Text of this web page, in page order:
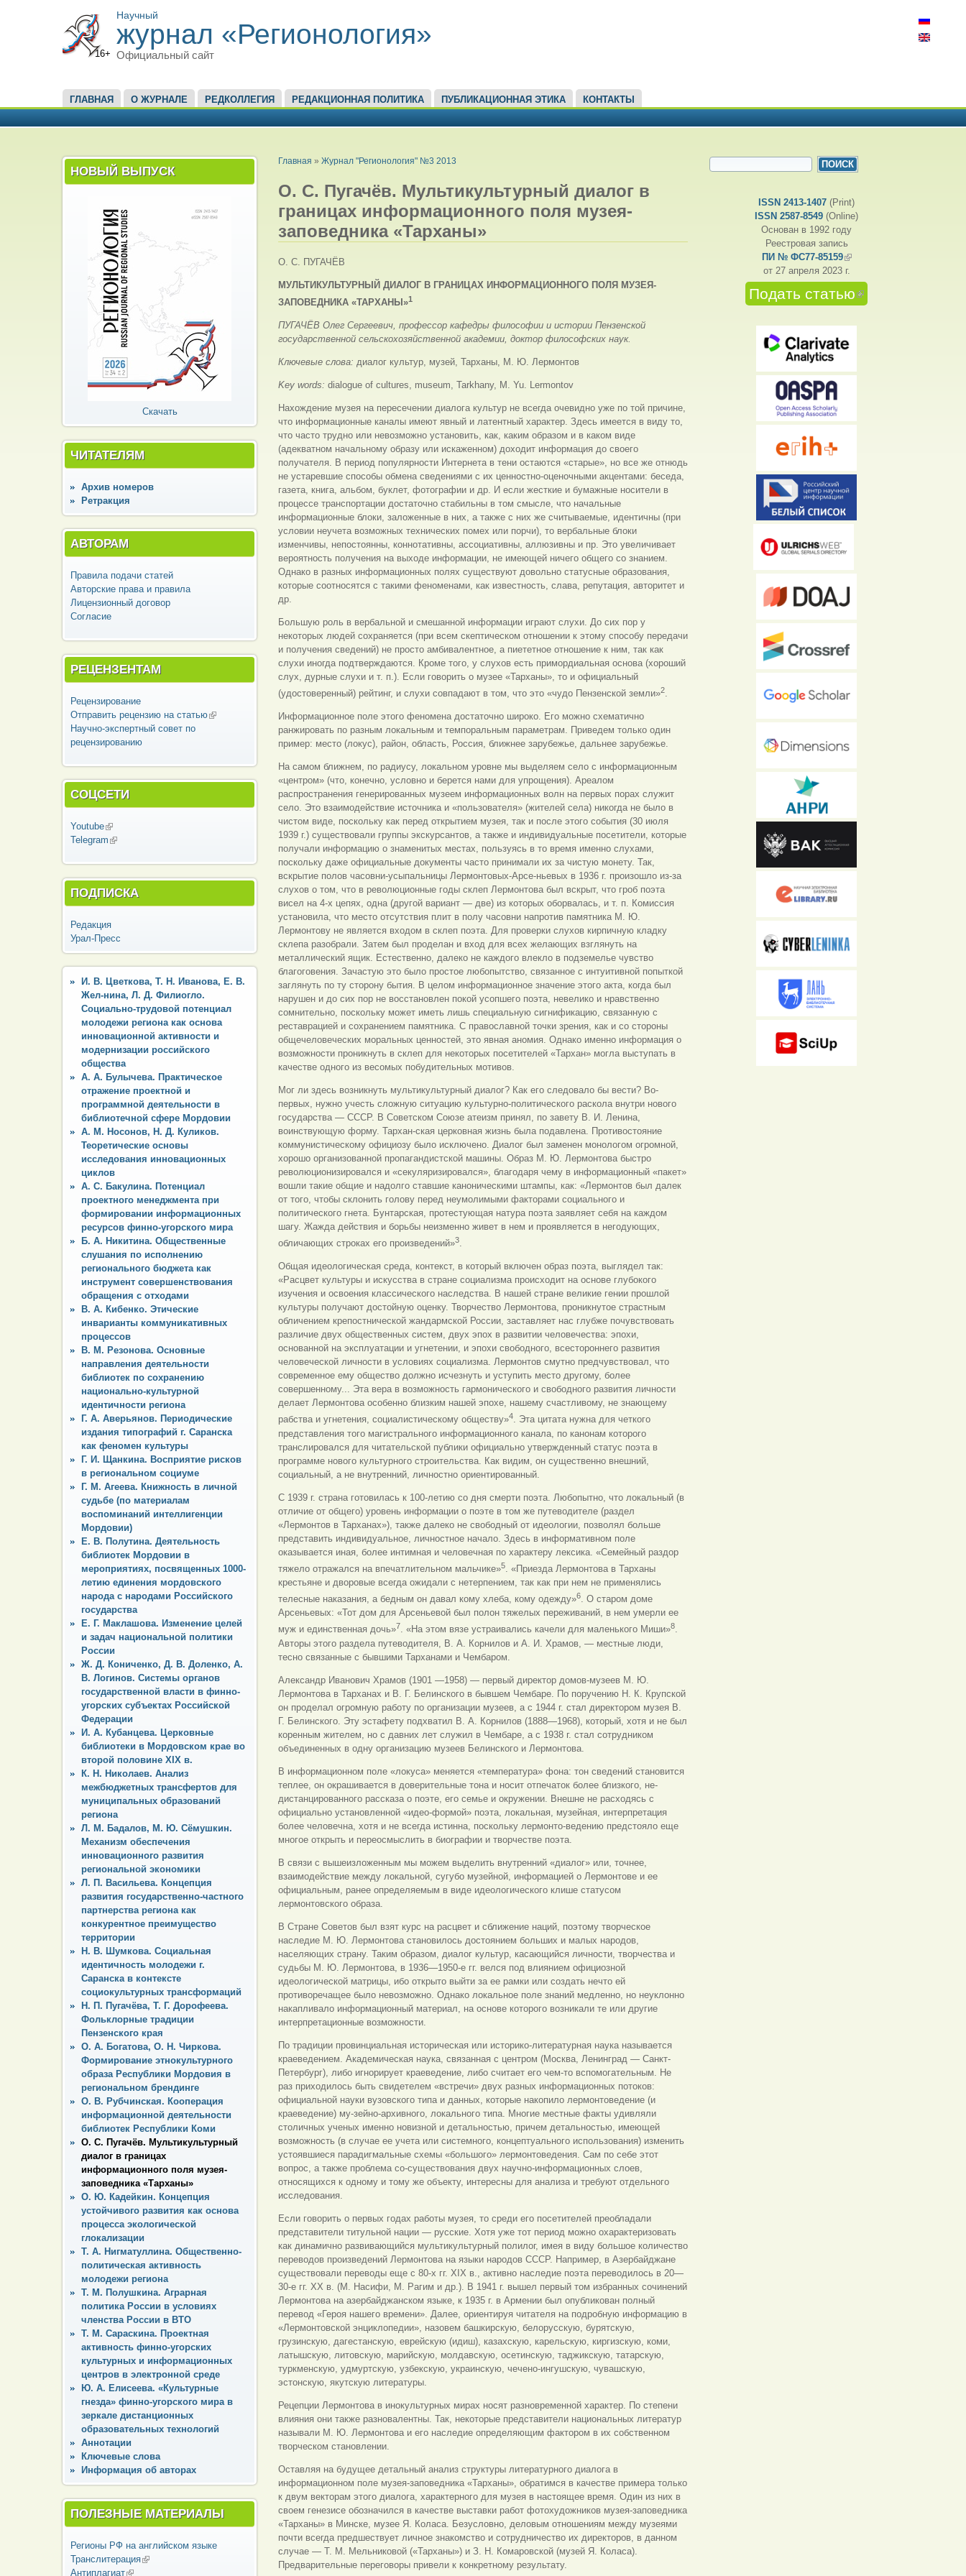
16+
Научный
журнал «Регионология»
Официальный сайт
ГЛАВНОЕ МЕНЮ
ГЛАВНАЯ О ЖУРНАЛЕ РЕДКОЛЛЕГИЯ РЕДАКЦИОННАЯ ПОЛИТИКА ПУБЛИКАЦИОННАЯ ЭТИКА КОНТАКТЫ
НОВЫЙ ВЫПУСК
Скачать
ЧИТАТЕЛЯМ
Архив номеров
Ретракция
АВТОРАМ
Правила подачи статей
Авторские права и правила
Лицензионный договор
Согласие
РЕЦЕНЗЕНТАМ
Рецензирование
Отправить рецензию на статью(внешняя
Научно-экспертный совет по
рецензированию
СОЦСЕТИ
Youtube(внешняя ссылка)
Telegram (внешняя ссылка)
ПОДПИСКА
Редакция
Урал-Пресс
И. В. Цветкова, Т. Н. Иванова, Е. В.
Жел-нина, Л. Д. Филиогло.
Социально-трудовой потенциал
молодежи региона как основа
инновационной активности и
модернизации российского
общества
А. А. Булычева. Практическое
отражение проектной и
программной деятельности в
библиотечной сфере Мордовии
А. М. Носонов, Н. Д. Куликов.
Теоретические основы
исследования инновационных
циклов
А. С. Бакулина. Потенциал
проектного менеджмента при
формировании информационных
ресурсов финно-угорского мира
Б. А. Никитина. Общественные
слушания по исполнению
регионального бюджета как
инструмент совершенствования
обращения с отходами
В. А. Кибенко. Этические
инварианты коммуникативных
процессов
В. М. Резонова. Основные
направления деятельности
библиотек по сохранению
национально-культурной
идентичности региона
Г. А. Аверьянов. Периодические
издания типографий г. Саранска
как феномен культуры
Г. И. Щанкина. Восприятие рисков
в региональном социуме
Г. М. Агеева. Книжность в личной
судьбе (по материалам
воспоминаний интеллигенции
Мордовии)
Е. В. Полутина. Деятельность
библиотек Мордовии в
мероприятиях, посвященных 1000-
летию единения мордовского
народа с народами Российского
государства
Е. Г. Маклашова. Изменение целей
и задач национальной политики
России
Ж. Д. Кониченко, Д. В. Доленко, А.
В. Логинов. Системы органов
государственной власти в финно-
угорских субъектах Российской
Федерации
И. А. Кубанцева. Церковные
библиотеки в Мордовском крае во
второй половине XIX в.
К. Н. Николаев. Анализ
межбюджетных трансфертов для
муниципальных образований
региона
Л. М. Бадалов, М. Ю. Сёмушкин.
Механизм обеспечения
инновационного развития
региональной экономики
Л. П. Васильева. Концепция
развития государственно-частного
партнерства региона как
конкурентное преимущество
территории
Н. В. Шумкова. Социальная
идентичность молодежи г.
Саранска в контексте
социокультурных трансформаций
Н. П. Пугачёва, Т. Г. Дорофеева.
Фольклорные традиции
Пензенского края
О. А. Богатова, О. Н. Чиркова.
Формирование этнокультурного
образа Республики Мордовия в
региональном брендинге
О. В. Рубчинская. Кооперация
информационной деятельности
библиотек Республики Коми
О. С. Пугачёв. Мультикультурный
диалог в границах
информационного поля музея-
заповедника «Тарханы»
О. Ю. Кадейкин. Концепция
устойчивого развития как основа
процесса экологической
глокализации
Т. А. Нигматуллина. Общественно-
политическая активность
молодежи региона
Т. М. Полушкина. Аграрная
политика России в условиях
членства России в ВТО
Т. М. Сараскина. Проектная
активность финно-угорских
культурных и информационных
центров в электронной среде
Ю. А. Елисеева. «Культурные
гнезда» финно-угорского мира в
зеркале дистанционных
образовательных технологий
Аннотации
Ключевые слова
Информация об авторах
ПОЛЕЗНЫЕ МАТЕРИАЛЫ
Регионы РФ на английском языке
Транслитерация(внешняя ссылка)
Антиплагиат(внешняя ссылка)
ВЫ ЗДЕСЬ
Главная » Журнал "Регионология" №3 2013
О. С. Пугачёв. Мультикультурный диалог в
границах информационного поля музея-
заповедника «Тарханы»
О. С. ПУГАЧЁВ
МУЛЬТИКУЛЬТУРНЫЙ ДИАЛОГ В ГРАНИЦАХ ИНФОРМАЦИОННОГО ПОЛЯ МУЗЕЯ-
ЗАПОВЕДНИКА «ТАРХАНЫ»1
ПУГАЧЁВ Олег Сергеевич, профессор кафедры философии и истории Пензенской
государственной сельскохозяйственной академии, доктор философских наук.
Ключевые слова: диалог культур, музей, Тарханы, М. Ю. Лермонтов
Key words: dialogue of cultures, museum, Tarkhany, M. Yu. Lermontov
Нахождение музея на пересечении диалога культур не всегда очевидно уже по той причине,
что информационные каналы имеют явный и латентный характер. Здесь имеется в виду то,
что часто трудно или невозможно установить, как, каким образом и в каком виде
(адекватном начальному образу или искаженном) доходит информация до своего
получателя. В период популярности Интернета в тени остаются «старые», но все же отнюдь
не устаревшие способы обмена сведениями с их ценностно-оценочными акцентами: беседа,
газета, книга, альбом, буклет, фотографии и др. И если жесткие и бумажные носители в
процессе транспортации достаточно стабильны в том смысле, что начальные
информационные блоки, заложенные в них, а также с них же считываемые, идентичны (при
условии неучета возможных технических помех или порчи), то вербальные блоки
изменчивы, непостоянны, коннотативны, ассоциативны, аллюзивны и пр. Это увеличивает
вероятность получения на выходе информации, не имеющей ничего общего со знанием.
Однако в разных информационных полях существуют довольно статусные образования,
которые соотносятся с такими феноменами, как известность, слава, репутация, авторитет и
др.
Большую роль в вербальной и смешанной информации играют слухи. До сих пор у
некоторых людей сохраняется (при всем скептическом отношении к этому способу передачи
и получения сведений) не просто амбивалентное, а пиететное отношение к ним, так как
слухи иногда подтверждаются. Кроме того, у слухов есть примордиальная основа (хороший
слух, дурные слухи и т. п.). Если говорить о музее «Тарханы», то и официальный
(удостоверенный) рейтинг, и слухи совпадают в том, что это «чудо Пензенской земли»2.
Информационное поле этого феномена достаточно широко. Его можно схематично
ранжировать по разным локальным и темпоральным параметрам. Приведем только один
пример: место (локус), район, область, Россия, ближнее зарубежье, дальнее зарубежье.
На самом ближнем, по радиусу, локальном уровне мы выделяем село с информационным
«центром» (что, конечно, условно и берется нами для упрощения). Ареалом
распространения генерированных музеем информационных волн на первых порах служит
село. Это взаимодействие источника и «пользователя» (жителей села) никогда не было в
чистом виде, поскольку как перед открытием музея, так и после этого события (30 июля
1939 г.) существовали группы экскурсантов, а также и индивидуальные посетители, которые
получали информацию о знаменитых местах, пользуясь в то время именно слухами,
поскольку даже официальные документы часто принимали их за чистую монету. Так,
вскрытие полов часовни-усыпальницы Лермонтовых-Арсе-ньевых в 1936 г. произошло из-за
слухов о том, что в революционные годы склеп Лермонтова был вскрыт, что гроб поэта
висел на 4-х цепях, одна (другой вариант — две) из которых оборвалась, и т. п. Комиссия
установила, что место отсутствия плит в полу часовни напротив памятника М. Ю.
Лермонтову не является входом в склеп поэта. Для проверки слухов кирпичную кладку
склепа разобрали. Затем был проделан и вход для всех желающих взглянуть на
металлический ящик. Естественно, далеко не каждого влекло в подземелье чувство
благоговения. Зачастую это было простое любопытство, связанное с интуитивной попыткой
заглянуть по ту сторону бытия. В целом информационное значение этого акта, когда был
нарушен и до сих пор не восстановлен покой усопшего поэта, невелико и нравственно
сомнительно, поскольку может иметь лишь специальную сигнификацию, связанную с
реставрацией и сохранением памятника. С православной точки зрения, как и со стороны
общечеловеческих моральных ценностей, это явная аномия. Однако именно информация о
возможности проникнуть в склеп для некоторых посетителей «Тархан» могла выступать в
качестве одного из весомых побудительных мотивов.
Мог ли здесь возникнуть мультикультурный диалог? Как его следовало бы вести? Во-
первых, нужно учесть сложную ситуацию культурно-политического раскола внутри нового
государства — СССР. В Советском Союзе атеизм принял, по завету В. И. Ленина,
воинствующую форму. Тархан-ская церковная жизнь была подавлена. Противостояние
коммунистическому официозу было исключено. Диалог был заменен монологом огромной,
хорошо организованной пропагандистской машины. Образ М. Ю. Лермонтова быстро
революционизировался и «секуляризировался», благодаря чему в информационный «пакет»
вошли такие общие и надолго ставшие каноническими штампы, как: «Лермонтов был далек
от того, чтобы склонить голову перед неумолимыми факторами социального и
политического гнета. Бунтарская, протестующая натура поэта заявляет себя на каждом
шагу. Жажда действия и борьбы неизменно живет в нем и проявляется в негодующих,
обличающих строках его произведений»3.
Общая идеологическая среда, контекст, в который включен образ поэта, выглядел так:
«Расцвет культуры и искусства в стране социализма происходит на основе глубокого
изучения и освоения классического наследства. В нашей стране великие гении прошлой
культуры получают достойную оценку. Творчество Лермонтова, проникнутое страстным
обличением крепостнической жандармской России, заставляет нас глубже почувствовать
различие двух общественных систем, двух эпох в развитии человечества: эпохи,
основанной на эксплуатации и угнетении, и эпохи свободного, всестороннего развития
человеческой личности в условиях социализма. Лермонтов смутно предчувствовал, что
современное ему общество должно исчезнуть и уступить место другому, более
совершенному... Эта вера в возможность гармонического и свободного развития личности
делает Лермонтова особенно близким нашей эпохе, нашему счастливому, не знающему
рабства и угнетения, социалистическому обществу»4. Эта цитата нужна для четкого
представления того магистрального информационного канала, по канонам которого
транслировался для читательской публики официально утвержденный статус поэта в
программе нового культурного строительства. Как видим, он существенно внешний,
социальный, а не внутренний, личностно ориентированный.
С 1939 г. страна готовилась к 100-летию со дня смерти поэта. Любопытно, что локальный (в
отличие от общего) уровень информации о поэте в том же путеводителе (раздел
«Лермонтов в Тарханах»), также далеко не свободный от идеологии, позволял больше
представить индивидуальное, личностное начало. Здесь в информативном поле
оказывается иная, более интимная и человечная по характеру лексика. «Семейный раздор
тяжело отражался на впечатлительном мальчике»5. «Приезда Лермонтова в Тарханы
крестьяне и дворовые всегда ожидали с нетерпением, так как при нем не применялись
телесные наказания, а бедным он давал кому хлеба, кому одежду»6. О старом доме
Арсеньевых: «Тот дом для Арсеньевой был полон тяжелых переживаний, в нем умерли ее
муж и единственная дочь»7. «На этом вязе устраивались качели для маленького Миши»8.
Авторы этого раздела путеводителя, В. А. Корнилов и А. И. Храмов, — местные люди,
тесно связанные с бывшими Тарханами и Чембаром.
Александр Иванович Храмов (1901 —1958) — первый директор домов-музеев М. Ю.
Лермонтова в Тарханах и В. Г. Белинского в бывшем Чембаре. По поручению Н. К. Крупской
он проделал огромную работу по организации музеев, а с 1944 г. стал директором музея В.
Г. Белинского. Эту эстафету подхватил В. А. Корнилов (1888—1968), который, хотя и не был
коренным жителем, но с давних лет служил в Чембаре, а с 1938 г. стал сотрудником
объединенных в одну организацию музеев Белинского и Лермонтова.
В информационном поле «локуса» меняется «температура» фона: тон сведений становится
теплее, он окрашивается в доверительные тона и носит отпечаток более близкого, не-
дистанцированного рассказа о поэте, его семье и окружении. Внешне не расходясь с
официально установленной «идео-формой» поэта, локальная, музейная, интерпретация
более человечна, хотя и не всегда истинна, поскольку лермонто-ведению предстояло еще
многое открыть и переосмыслить в биографии и творчестве поэта.
В связи с вышеизложенным мы можем выделить внутренний «диалог» или, точнее,
взаимодействие между локальной, сугубо музейной, информацией о Лермонтове и ее
официальным, ранее определяемым в виде идеологического клише статусом
лермонтовского образа.
В Стране Советов был взят курс на расцвет и сближение наций, поэтому творческое
наследие М. Ю. Лермонтова становилось достоянием больших и малых народов,
населяющих страну. Таким образом, диалог культур, касающийся личности, творчества и
судьбы М. Ю. Лермонтова, в 1936—1950-е гг. велся под влиянием официозной
идеологической матрицы, ибо открыто выйти за ее рамки или создать нечто ей
противоречащее было невозможно. Однако локальное поле знаний медленно, но неуклонно
накапливало информационный материал, на основе которого возникали те или другие
интерпретационные возможности.
По традиции провинциальная историческая или историко-литературная наука называется
краеведением. Академическая наука, связанная с центром (Москва, Ленинград — Санкт-
Петербург), либо игнорирует краеведение, либо считает его чем-то вспомогательным. Не
раз приходилось быть свидетелем «встречи» двух разных информационных потоков:
официальной науки вузовского типа и данных, которые накопило лермонтоведение (и
краеведение) му-зейно-архивного, локального типа. Многие местные факты удивляли
столичных ученых именно новизной и детальностью, причем детальностью, имеющей
возможность (в случае ее учета или системного, концептуального использования) изменить
устоявшиеся парадигмальные схемы «большого» лермонтоведения. Сам по себе этот
вопрос, а также проблема со-существования двух научно-информационных слоев,
относящихся к одному и тому же объекту, интересны для анализа и требуют отдельного
исследования.
Если говорить о первых годах работы музея, то среди его посетителей преобладали
представители титульной нации — русские. Хотя уже тот период можно охарактеризовать
как динамично развивающийся мультикультурный полилог, имея в виду большое количество
переводов произведений Лермонтова на языки народов СССР. Например, в Азербайджане
существовали переводы еще с 80-х гг. XIX в., активно наследие поэта переводилось в 20—
30-е гг. ХХ в. (М. Насифи, М. Рагим и др.). В 1941 г. вышел первый том избранных сочинений
Лермонтова на азербайджанском языке, к 1935 г. в Армении был опубликован полный
перевод «Героя нашего времени». Далее, ориентируя читателя на подробную информацию в
«Лермонтовской энциклопедии», назовем башкирскую, белорусскую, бурятскую,
грузинскую, дагестанскую, еврейскую (идиш), казахскую, карельскую, киргизскую, коми,
латышскую, литовскую, марийскую, молдавскую, осетинскую, таджикскую, татарскую,
туркменскую, удмуртскую, узбекскую, украинскую, чечено-ингушскую, чувашскую,
эстонскую, якутскую литературы.
Рецепции Лермонтова в инокультурных мирах носят разновременной характер. По степени
влияния они также разновалентны. Так, некоторые представители национальных литератур
называли М. Ю. Лермонтова и его наследие определяющим фактором в их собственном
творческом становлении.
Оставляя на будущее детальный анализ структуры литературного диалога в
информационном поле музея-заповедника «Тарханы», обратимся в качестве примера только
к двум векторам этого диалога, характерного для музея в настоящее время. Один из них в
своем генезисе обозначился в качестве выставки работ фотохудожников музея-заповедника
«Тарханы» в Минске, музее Я. Коласа. Безусловно, деловым отношениям между музеями
почти всегда предшествует личное знакомство и сотрудничество их директоров, в данном
случае — Т. М. Мельниковой («Тарханы») и З. Н. Комаровской (музей Я. Коласа).
Предварительные переговоры привели к конкретному результату.
ФОРМА ПОИСКА
ISSN 2413-1407 (Print)
ISSN 2587-8549 (Online)
Основан в 1992 году
Реестровая запись
ПИ № ФС77-85159(внешняя ссылка)
от 27 апреля 2023 г.
Подать статью